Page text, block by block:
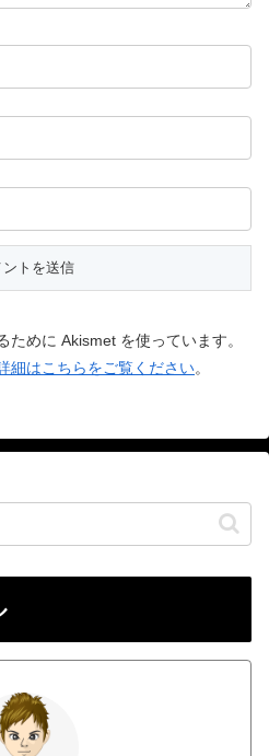
めに Akismet を使っています。
細はこちらをご覧ください。